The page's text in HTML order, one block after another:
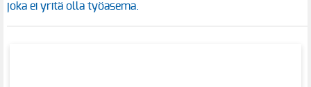
joka ei yritä olla työasema.